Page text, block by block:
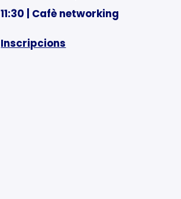
11:30 | Cafè networking
Inscripcions